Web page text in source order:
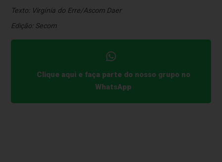
Texto: Virgínia do Erre/Ascom Daer
Edição: Secom
Clique aqui e faça parte do nosso grupo no
WhatsApp